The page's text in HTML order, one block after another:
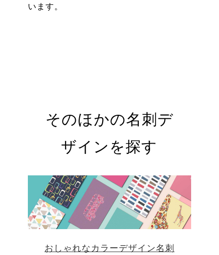
います。
そのほかの名刺デ
ザインを探す
おしゃれなカラーデザイン名刺